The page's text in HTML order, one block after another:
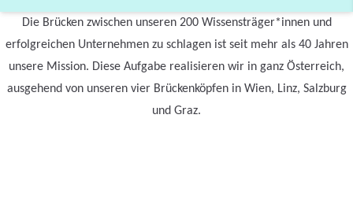
Die Brücken zwischen unseren 200 Wissensträger*innen und
erfolgreichen Unternehmen zu schlagen ist seit mehr als 40 Jahren
unsere Mission. Diese Aufgabe realisieren wir in ganz Österreich,
ausgehend von unseren vier Brückenköpfen in Wien, Linz, Salzburg
und Graz.